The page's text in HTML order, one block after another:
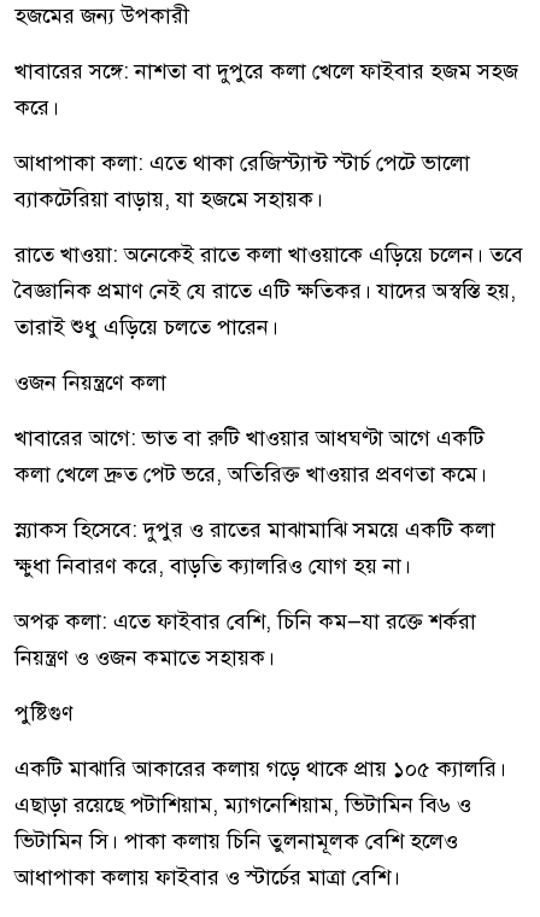
হজমের জন্য উপকারী
খাবারের সঙ্গে: নাশতা বা দুপুরে কলা খেলে ফাইবার হজম সহজ
করে।
আধাপাকা কলা: এতে থাকা রেজিস্ট্যান্ট স্টার্চ পেটে ভালো
ব্যাকটেরিয়া বাড়ায়, যা হজমে সহায়ক।
রাতে খাওয়া: অনেকেই রাতে কলা খাওয়াকে এড়িয়ে চলেন। তবে
বৈজ্ঞানিক প্রমাণ নেই যে রাতে এটি ক্ষতিকর। যাদের অস্বস্তি হয়,
তারাই শুধু এড়িয়ে চলতে পারেন।
ওজন নিয়ন্ত্রণে কলা
খাবারের আগে: ভাত বা রুটি খাওয়ার আধঘণ্টা আগে একটি
কলা খেলে দ্রুত পেট ভরে, অতিরিক্ত খাওয়ার প্রবণতা কমে।
স্ন্যাকস হিসেবে: দুপুর ও রাতের মাঝামাঝি সময়ে একটি কলা
ক্ষুধা নিবারণ করে, বাড়তি ক্যালরিও যোগ হয় না।
অপক্ব কলা: এতে ফাইবার বেশি, চিনি কম—যা রক্তে শর্করা
নিয়ন্ত্রণ ও ওজন কমাতে সহায়ক।
পুষ্টিগুণ
একটি মাঝারি আকারের কলায় গড়ে থাকে প্রায় ১০৫ ক্যালরি।
এছাড়া রয়েছে পটাশিয়াম, ম্যাগনেশিয়াম, ভিটামিন বি৬ ও
ভিটামিন সি। পাকা কলায় চিনি তুলনামূলক বেশি হলেও
আধাপাকা কলায় ফাইবার ও স্টার্চের মাত্রা বেশি।